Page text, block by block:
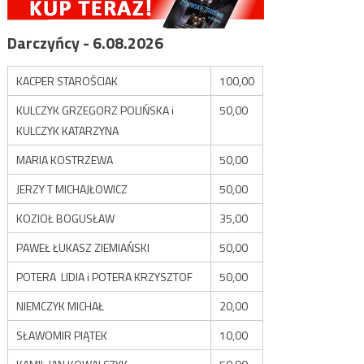
Darczyńcy - 6.08.2026
KACPER STAROŚCIAK
100,00
KULCZYK GRZEGORZ POLIŃSKA i
KULCZYK KATARZYNA
50,00
MARIA KOSTRZEWA
50,00
JERZY T MICHAJŁOWICZ
50,00
KOZIOŁ BOGUSŁAW
35,00
PAWEŁ ŁUKASZ ZIEMIAŃSKI
50,00
POTERA LIDIA i POTERA KRZYSZTOF
50,00
NIEMCZYK MICHAŁ
20,00
SŁAWOMIR PIĄTEK
10,00